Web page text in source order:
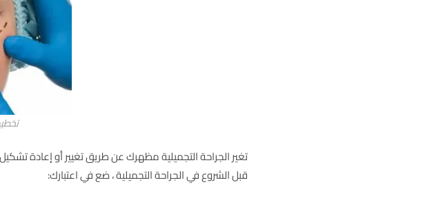
تغير الجراحة التجميلية مظهرك عن طريق تغيير أو إعادة
قبل الشروع في الجراحة التجميلية ، ضع في اعتبارك: